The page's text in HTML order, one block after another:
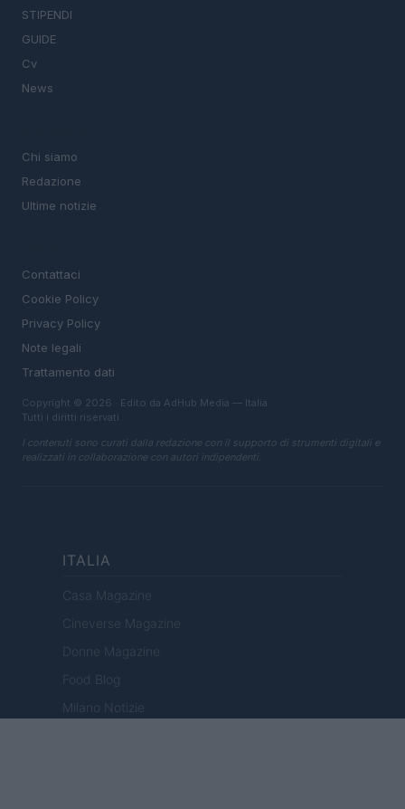
STIPENDI
GUIDE
Cv
News
Chi siamo
Redazione
Ultime notizie
Contattaci
Cookie Policy
Privacy Policy
Note legali
Trattamento dati
Copyright © 2026 · Edito da AdHub Media — Italia
Tutti i diritti riservati
I contenuti sono curati dalla redazione con il supporto di strumenti digitali e
realizzati in collaborazione con autori indipendenti.
ITALIA
Casa Magazine
Cineverse Magazine
Donne Magazine
Food Blog
Milano Notizie